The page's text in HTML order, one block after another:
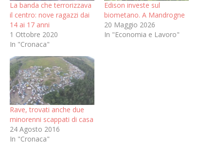
La banda che terrorizzava
il centro: nove ragazzi dai
14 ai 17 anni
1 Ottobre 2020
In "Cronaca"
Edison investe sul
biometano. A Mandrogne
20 Maggio 2026
In "Economia e Lavoro"
Rave, trovati anche due
minorenni scappati di casa
24 Agosto 2016
In "Cronaca"